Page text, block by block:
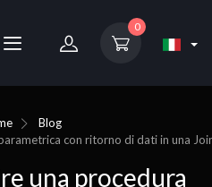
0
Blog
con ritorno di dati in una
una procedura